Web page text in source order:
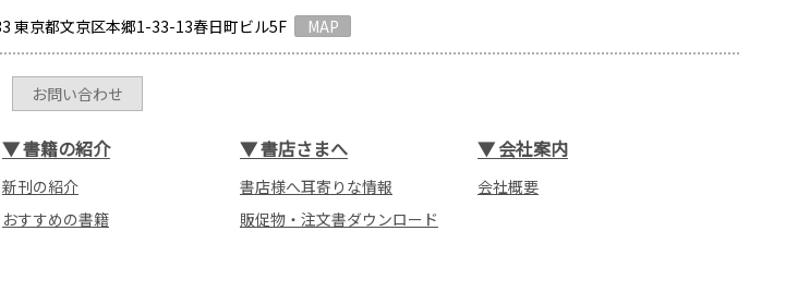
東京都文京区本郷1-33-13春日町ビル5F
MAP
お問い合わせ
▼書籍の紹介
新刊の紹介
おすすめの書籍
▼書店さまへ
書店様へ耳寄りな情報
販促物・注文書ダウンロード
▼会社案内
会社概要